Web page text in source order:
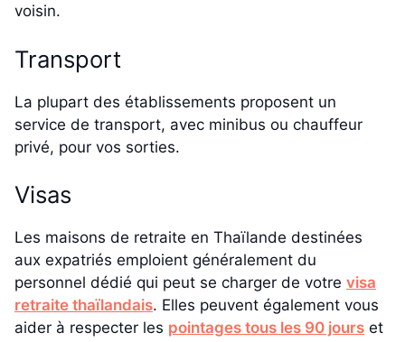
voisin.
Transport
La plupart des établissements proposent un
service de transport, avec minibus ou chauffeur
privé, pour vos sorties.
Visas
Les maisons de retraite en Thaïlande destinées
aux expatriés emploient généralement du
personnel dédié qui peut se charger de votre visa
retraite thaïlandais. Elles peuvent également vous
aider à respecter les pointages tous les 90 jours et